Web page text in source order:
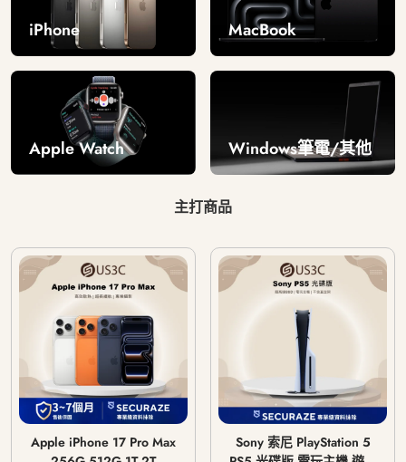
iPhone MacBook
Apple Watch Windows筆電/其他
主打商品
Apple iPhone 17 Pro Max
Sony 索尼 PlayStation 5